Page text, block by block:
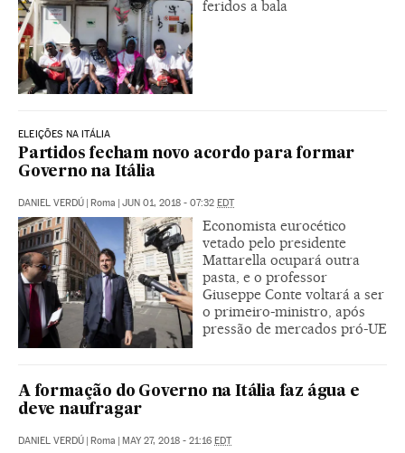
feridos a bala
ELEIÇÕES NA ITÁLIA
Partidos fecham novo acordo para formar
Governo na Itália
DANIEL VERDÚ | Roma | JUN 01, 2018 - 07:32 EDT
Economista eurocético
vetado pelo presidente
Mattarella ocupará outra
pasta, e o professor
Giuseppe Conte voltará a ser
o primeiro-ministro, após
pressão de mercados pró-UE
A formação do Governo na Itália faz água e
deve naufragar
DANIEL VERDÚ | Roma | MAY 27, 2018 - 21:16 EDT